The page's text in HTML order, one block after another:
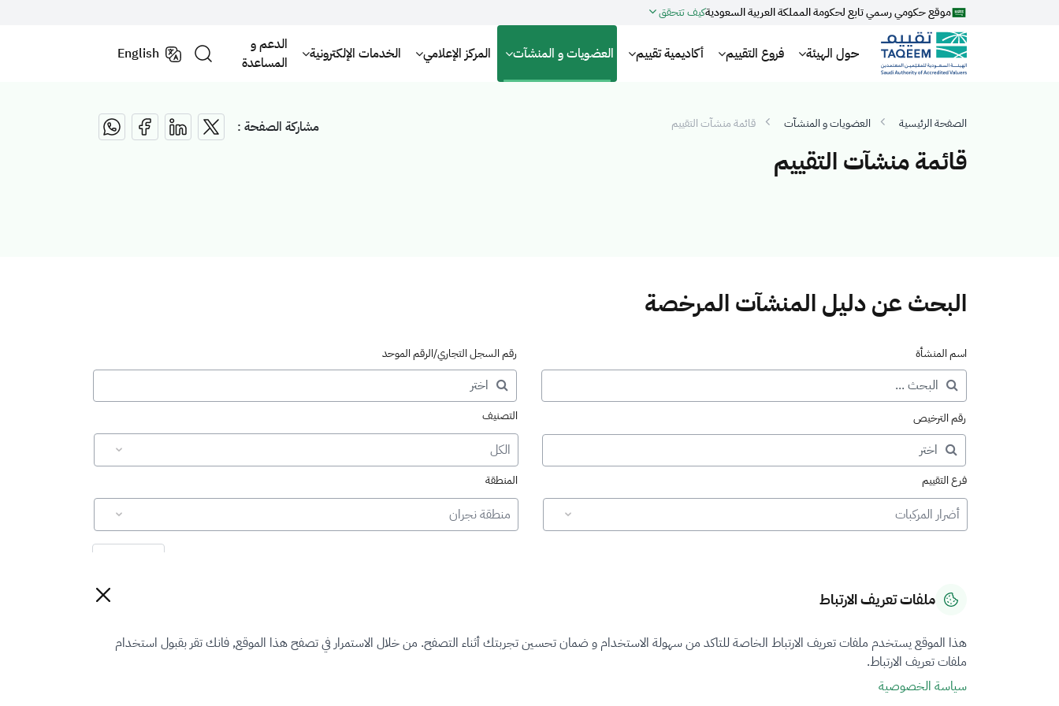
موقع حكومي رسمي تابع لحكومة المملكة العربية السعوديةكيف تتحقق
حول الهيئة فروع التقييم أكاديمية تقييم العضويات و المنشآت المركز الإعلامي الخدمات الإلكترونية
الدعم و
المساعدة
English
الصفحة الرئيسية العضويات و المنشآت قائمة منشآت التقييم مشاركة الصفحة :
قائمة منشآت التقييم
البحث عن دليل المنشآت المرخصة
اسم المنشأة رقم السجل التجاري/الرقم الموحد
رقم الترخيص التصنيف
الكل
فرع التقييم
أضرار المركبات
المنطقة
منطقة نجران
ملفات تعريف الارتباط
هذا الموقع يستخدم ملفات تعريف الارتباط الخاصة للتاكد من سهولة الاستخدام و ضمان تحسين تجربتك أثناء التصفح. من خلال الاستمرار في تصفح هذا الموقع, فانك تقر بقبول استخدام
ملفات تعريف الارتباط.
سياسة الخصوصية